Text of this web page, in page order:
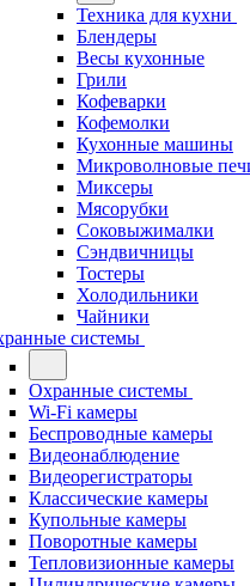
Техника для кухни
Блендеры
Весы кухонные
Грили
Кофеварки
Кофемолки
Кухонные машины
Микроволновые
Миксеры
Мясорубки
Соковыжималки
Сэндвичницы
Тостеры
Холодильники
Чайники
системы
Охранные системы
Wi-Fi камеры
Беспроводные камеры
Видеонаблюдение
Видеорегистраторы
Классические камеры
Купольные камеры
Поворотные камеры
Тепловизионные камеры